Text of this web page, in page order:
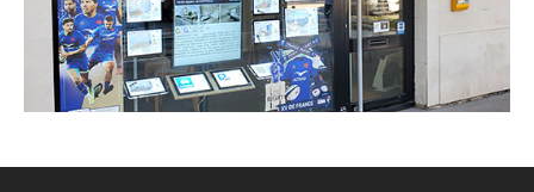
Envoyer un message
Téléphoner à l'agence